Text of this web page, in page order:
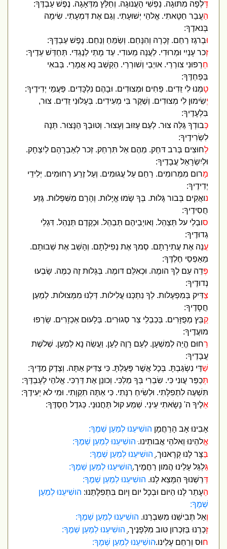
לְפָה מִתּוּגָה. נַפְשִׁי הָעֲנוּגָה. וְחַלֵּץ מִדְּאָגָה. נֶפֶשׁ עַבְדֶּךָ:
ַעֲבֵר חַטָּאתִי. אֱלהֵי יְשׁוּעָתִי. וְגַם אֶת דִּמְעָתִי. שִׂימָה
בְּנאדֶךָ:
בְרגֶז רַחֵם. זָכְרָה וְהִנָּחֵם. וְשַׂמֵּחַ וְנַחֵם. נֶפֶשׁ עַבְדֶּךָ:
ְכר עָנְיִי וּמְרוּדִי. לַעֲנָה מֵעודִי. עַד מָתַי לְנֶגְדִּי. תְּחַדֵּשׁ עֵדֶיךָ:
ֵרְפוּנִי צורְרַי. אויְבַי וְשׁורְרַי. הַקְשֵׁב נָא אֲמָרַי. בְּבאִי
בְּפַחְדֶּךָ:
ָמְנוּ לִי זֵדִים. פַּחִים וּמְצוּדִים. וּבָהֶם נִלְכָּדִים. פַּעֲמֵי יְדִידֶיךָ:
שִׂימוּן לִי מְצוּדִים. וְשֶׁקֶר בִּי מְעִידִים. בְּעָלוּנִי זֵדִים. צוּר,
בִּלְעָדֶיךָ:
ְּבודְךָ גַּלֵּה צוּר. לְעַם עָזוּב וְעָצוּר. וְטוּבְךָ הַנָּצוּר. תְּנָה
לִשְׂרִידֶיךָ:
ְחוּצִים בְּרב דּחַק. מֵהֶם אַל תִּרְחַק. זְכר לְאַבְרָהָם לְיִצְחָק.
וּלְיִשְׂרָאֵל עֲבָדֶיךָ:
ָרום מִמְּרומִים. רַחֵם עַל עֲגוּמִים. וְעַל זֶרַע רְחוּמִים. יְלִידֵי
יְדִידֶיךָ:
ואֲקִים בְּבור גָּלוּת. בְּךָ שָׂמוּ אֱיָלוּת. וְהָרֵם מִשִּׁפְלוּת. גֶּזַע
חֲסִידֶיךָ:
ובְלֵי על תְּצַהֵל. וְאויְבֵיהֶם תְּבַהֵל. וּכְקֶדֶם תְּנַהֵל. דִּגְלֵי
גְדוּדֶיךָ:
נֵה אֶת עֲתִירָתָם. סְמךְ אֶת נְפִילָתָם. וְהָשֵׁב אֶת שְׁבוּתָם.
מֵאַפְסֵי חֶלְדֶּךָ:
דֵה עַם לְךָ הומֶה. וּכְאִלֵּם דּומֶה. בְּגָלוּת זֶה כַמֶּה. שָׂבְעוּ
נְדוּדֶיךָ:
ַדִּיק בְּמִפְעָלות. לְךָ נִתְכְּנוּ עֲלִילות. דְּלֵנוּ מִמְּצוּלות. לְמַעַן
חֲסָדֶיךָ:
ַבֵּץ מְפֻזָּרִים. בְּכַבְלֵי צַר סְגוּרִים. בְּלָעוּם אַכְזָרִים. שָׂרְפוּ
מועֲדֶיךָ:
ַחוּם הֱיֵה לְמִשְׁעָן. לְעַם רָוֶה לַעַן. וַעֲשֵׂה נָא לְמַעַן. שְׁלשֶׁת
עֲבָדֶיךָ:
דַּי נִשְׂגַּבְתָּ. בְּכָל אֲשֶׁר פָּעַלְתָּ. כִּי צַדִּיק אַתָּה. וְצֶדֶק מַדֶּיךָ:
כַפֵּר עֲונִי כִּי. שִׂבְרִי בְּךָ מַלְכִּי. וְכונֵן אֶת דַּרְכִּי. אֱלהַי לְעָבְדֶּךָ:
תִּשְׁעֶה לִתְפִלָּתִי. וּלְשִׂיחַ רִנָּתִי. כִּי אַתָּה תִקְוָתִי. וּמִי לא יְעִידֶךָ:
ֵלֶיךָ ה' נָשָׂאתִי עֵינַי. שְׁמַע קול תַּחֲנוּנַי. כְּגדֶל חַסְדֶּךָ:
אָבִינוּ אָב הָרַחֲמָןהושִׁיעֵנוּ לְמַעַן שְׁמֶךָ:
להֵינוּ וֵאלהֵי אֲבותֵינו.ּהושִׁיעֵנוּ לְמַעַן שְׁמֶךָ:
ַּצָּר לָנוּ קְרָאנוּך.ָהושִׁיעֵנוּ לְמַעַן שְׁמֶךָ:
ַּלְגֵּל עָלֵינוּ הֲמון רַחֲמֶיך.ָהושִׁיעֵנוּ לְמַעַן שְׁמֶךָ:
ְּרַשְׁנוּךָ הִמָּצֵא לָנוּ.הושִׁיעֵנוּ לְמַעַן שְׁמֶךָ:
ֵעָתֵר לָנוּ הַיּום וּבְכָל יום וָיום בִּתְפִלָּתֵנוּ:הושִׁיעֵנוּ לְמַעַן
שְׁמֶךָ:
אַל תְּבִישֵׁנוּ מִשִּבְרֵנוּ.הושִׁיעֵנוּ לְמַעַן שְׁמֶךָ:
כְרֵנוּ בְּזִכְרון טוב מִלְּפָנֶיך.ָהושִׁיעֵנוּ לְמַעַן שְׁמֶךָ:
וּס וְרַחֵם עָלֵינו.ּהושִׁיעֵנוּ לְמַעַן שְׁמֶךָ: